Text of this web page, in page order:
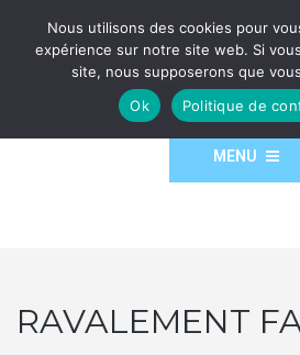
MENU
RAVALEMENT
Nous utilisons des cookies pour
expérience sur notre site web. Si
site, nous supposerons que
Ok
Politique de